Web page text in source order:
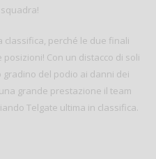
classifica, perché le due finali
Con un distacco di soli
del podio ai danni dei
grande prestazione il team
Telgate ultima in classifica.